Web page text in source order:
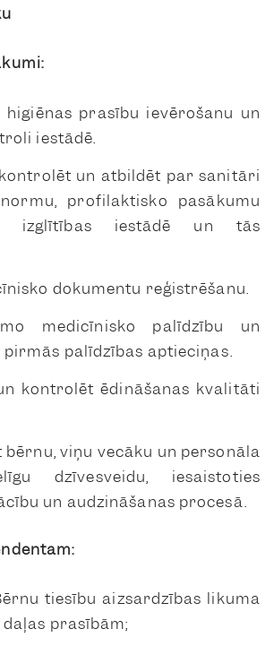
higiēnas prasību ievērošanu un
iestādē.
un atbildēt par sanitāri
profilaktisko pasākumu
izglītības iestādē un tās
dokumentu reģistrēšanu.
medicīnisko palīdzību un
palīdzības aptieciņas.
kontrolēt ēdināšanas kvalitāti
bērnu, viņu vecāku un personāla
dzīvesveidu, iesaistoties
un audzināšanas procesā.
tiesību aizsardzības likuma
daļas prasībām;